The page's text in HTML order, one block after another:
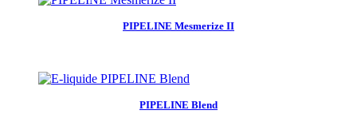
PIPELINE Mesmerize II
PIPELINE Blend